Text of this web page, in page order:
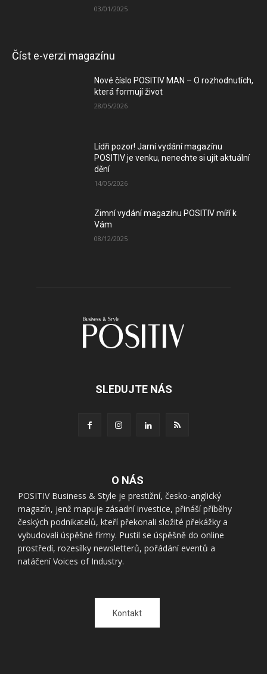
03/01/2025
Číst e-verzi magazínu
Nové číslo POSITIV MAN – O rozhodnutích,
která formují život
28/05/2026
Lídři pozor! Jarní vydání magazínu
POSITIV je venku, nenechte si ujít aktuální
dění
14/05/2026
Zimní vydání magazínu POSITIV míří k
Vám
08/12/2025
SLEDUJTE NÁS
O NÁS
POSITIV Business & Style je prestižní, česko-anglický
magazín, jenž mapuje zásadní investice, přináší příběhy
českých podnikatelů, kteří překonali složité překážky a
vybudovali úspěšné firmy. Pustil se úspěšně do online
prostředí, rozesílky newsletterů, pořádání eventů a
natáčení Voices of Industry.
Kontakt